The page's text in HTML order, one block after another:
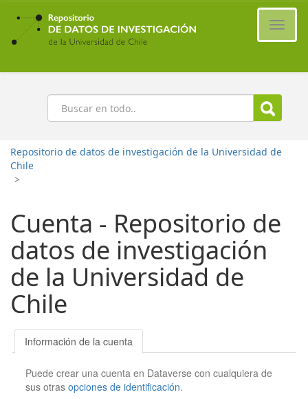
Ir
contenido
principal
Buscar
Repositorio de datos de investigación de la Universidad de
Chile
>
Cuenta - Repositorio de
datos de investigación
de la Universidad de
Chile
Información de la cuenta
Puede crear una cuenta en Dataverse con cualquiera de
sus otrasopciones de identificación.